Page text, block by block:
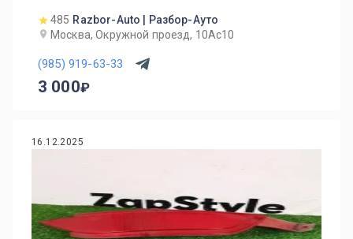
485 Razbor-Auto | Разбор-Ауто
Москва, Окружной проезд, 10Ас10
(985) 919-63-33
3 000
16.12.2025